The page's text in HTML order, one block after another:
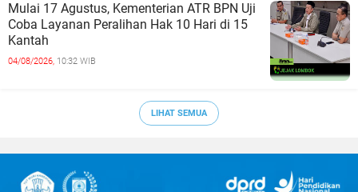
Mulai 17 Agustus, Kementerian ATR BPN Uji
Coba Layanan Peralihan Hak 10 Hari di 15
Kantah
04/08/2026, 10:32 WIB
LIHAT SEMUA